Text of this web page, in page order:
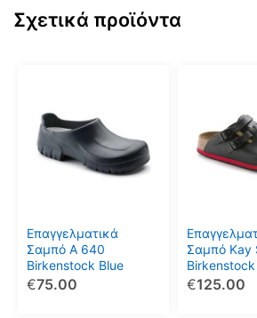
Σχετικά προϊόντα
Επαγγελματικά
Σαμπό A 640
Birkenstock Blue
75.00
€
προϊόν
έχει
πολλαπλές
παραλλαγές.
μπορούν
να
επιλεγούν
στη
Σαμπό Kay
125.00
€
έχει
πολλαπλές
μπορούν
να
επιλεγούν
στη